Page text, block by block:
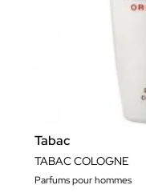
Tabac
TABAC COLOGNE
Parfums pour hommes